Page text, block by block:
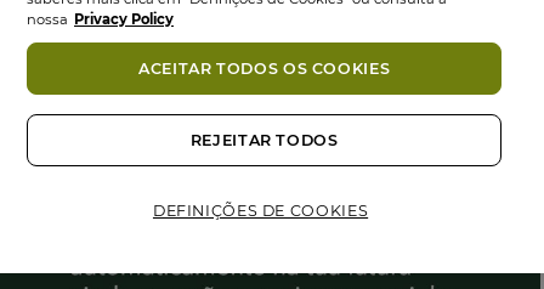
nossa Privacy Policy
DEFINIÇÕES DE COOKIES
REJEITAR TODOS
ACEITAR TODOS OS COOKIES